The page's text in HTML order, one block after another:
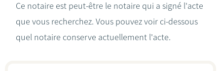
Le notaire
Ce notaire est peut-être le notaire qui a signé l'acte
que vous recherchez. Vous pouvez voir ci-dessous
quel notaire conserve actuellement l'acte.